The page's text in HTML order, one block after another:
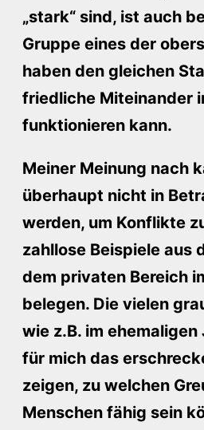
„stark“ sind, ist auch
Gruppe eines der
haben den gleichen
friedliche Miteinander
funktionieren kann.
Meiner Meinung nach
überhaupt nicht in
werden, um Konflikte
zahllose Beispiele aus
dem privaten Bereich
belegen. Die vielen
wie z.B. im
für mich das
zeigen, zu welchen
Menschen fähig sein